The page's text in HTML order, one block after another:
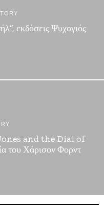
εκδόσεις Ψυχογιός
and the Dial of
του Χάρισον Φορντ